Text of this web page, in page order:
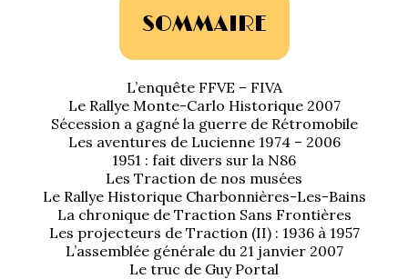
Liens
Présentation 11
Présentation 15 six
Evolution 7 et 11 -
1934/1941
Evolution 11 –
1945/1952
SOMMAIRE
L’enquête FFVE – FIVA
Le Rallye Monte-Carlo Historique 2007
Sécession a gagné la guerre de Rétromobile
Les aventures de Lucienne 1974 – 2006
1951 : fait divers sur la N86
Les Traction de nos musées
Le Rallye Historique Charbonnières-Les-Bains
La chronique de Traction Sans Frontières
Les projecteurs de Traction (II) : 1936 à 1957
L’assemblée générale du 21 janvier 2007
Le truc de Guy Portal